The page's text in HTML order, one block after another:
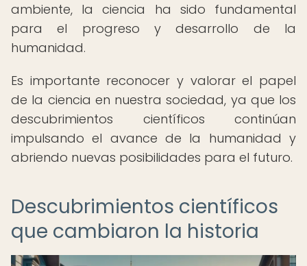
ambiente, la ciencia ha sido fundamental
para el progreso y desarrollo de la
humanidad.
Es importante reconocer y valorar el papel
de la ciencia en nuestra sociedad, ya que los
descubrimientos científicos continúan
impulsando el avance de la humanidad y
abriendo nuevas posibilidades para el futuro.
Descubrimientos científicos
que cambiaron la historia